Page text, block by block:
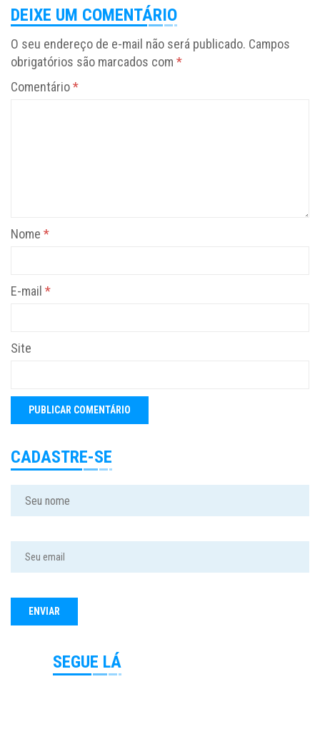
DEIXE UM COMENTÁRIO
O seu endereço de e-mail não será publicado. Campos
obrigatórios são marcados com *
Comentário*
Nome *
E-mail *
Site
CADASTRE-SE
SEGUE LÁ